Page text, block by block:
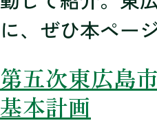
に、ぜひ本ペー
第五次東広島
基本計画